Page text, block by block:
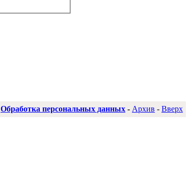
Обработка персональных данных - Архив - Вверх